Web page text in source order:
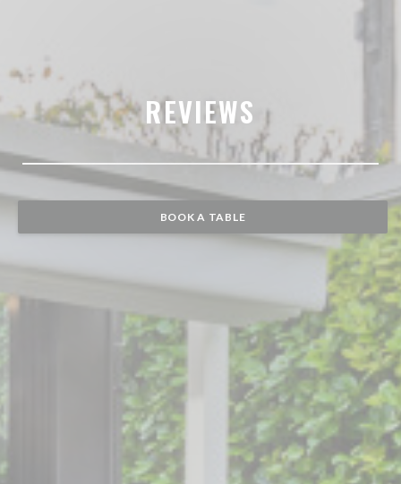
REVIEWS
BOOK A TABLE